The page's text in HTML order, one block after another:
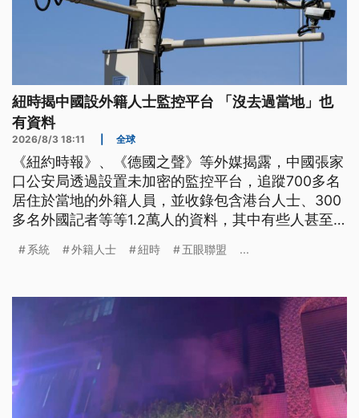
紐時揭中國設外籍人士監控平台 「沒去過當地」也
有資料
2026/8/3 18:11 全球
《紐約時報》、《德國之聲》等外媒揭露，中國張家
口公安局透過設置未加密的監控平台，追蹤700多名
居住於當地的外籍人員，並收錄包含港台人士、300
多名外國記者等等1.2萬人的資料，其中有些人甚至
的照片、手機號碼、移動軌跡與家人姓名等資料，且
方。
系統 外籍人士 紐時 五眼聯盟 ...